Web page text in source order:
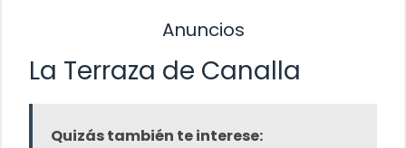
Anuncios
La Terraza de Canalla
Quizás también te interese: